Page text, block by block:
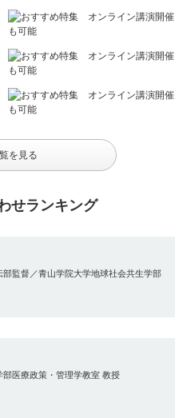
を見る
せランキング
部監督／青山学院大学地球社会共生学部
部医療政策・管理学教室 教授